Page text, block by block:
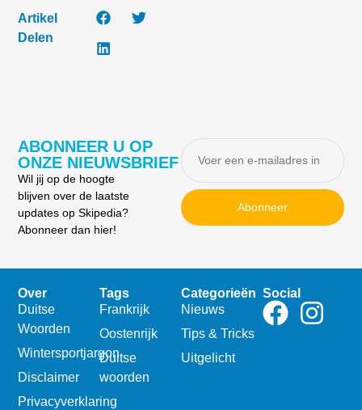
Artikel
Delen
ABONNEER U OP
ONZE NIEUWSBRIEF
Wil jij op de hoogte
blijven over de laatste
updates op Skipedia?
Abonneer dan hier!
Abonneer
Over
Duitse
Woorden
Wintersportjargon
Disclaimer
Privacyverklaring
Tags
Frankrijk
Oostenrijk
Duitse
woorden
Categorieën
Nieuws
Tips & Tricks
Uitgelicht
Social